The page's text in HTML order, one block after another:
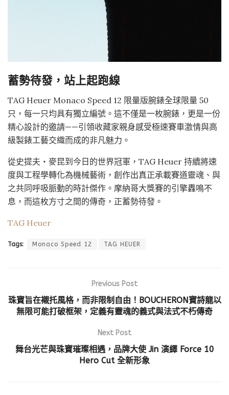
蓄勢待發，站上起跑線
TAG Heuer Monaco Speed 12 限量版腕錶全球限量 50
只，每一只均具有獨立編號。這不僅是一枚腕錶，更是一份
精心設計的邀請——引領收藏家親身感受極速賽車激情與高
級製錶工藝交織而成的非凡魅力。
從史提夫‧麥昆到今日的世界冠軍，TAG Heuer 持續將速
度與工程學轉化為機械藝術，創作出真正承載賽道靈魂、與
之共同呼吸脈動的時計傑作。摩納哥大獎賽的引擎轟鳴不
息，而這枚方寸之間的傳奇，正蓄勢待發。
TAG Heuer
Tags: Monaco Speed 12 TAG HEUER
Previous Post
珠寶旨在襯托風格，而非限制自由！BOUCHERON寶詩龍以
無限可能打破框架，定義有靈魂的義式與法式不朽傳奇
Next Post
舞台光芒與珠寶璀璨相遇，品牌大使 Jin 演繹 Force 10
Hero Cut 全新形象